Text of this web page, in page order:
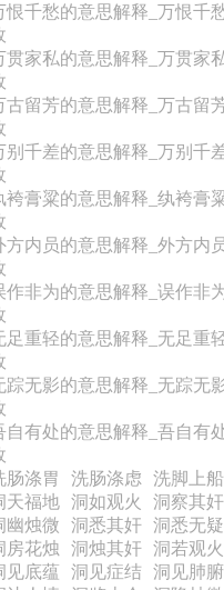
恨千愁的意思解释_万恨千
贯家私的意思解释_万贯家
古留芳的意思解释_万古留
别千差的意思解释_万别千
袴膏粱的意思解释_纨袴膏
方内员的意思解释_外方内
作非为的意思解释_误作非
足重轻的意思解释_无足重
踪无影的意思解释_无踪无
自有处的意思解释_吾自有
肠涤胃
洗肠涤虑 洗脚上船
天福地 洞如观火 洞察其奸
幽烛微
洞悉其奸 洞悉无疑
房花烛
洞烛其奸 洞若观火
见底蕴
洞见症结 洞见肺腑